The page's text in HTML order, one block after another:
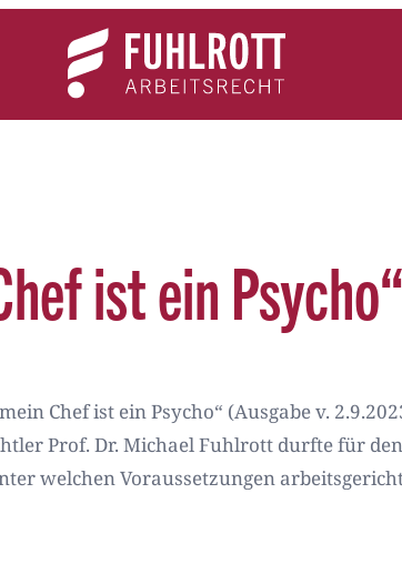
Expertise News
ist ein Psycho“
Chef ist ein Psycho“ (Ausgabe v.
Prof. Dr. Michael Fuhlrott durfte für
welchen Voraussetzungen